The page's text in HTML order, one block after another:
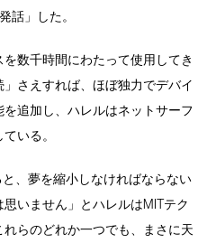
話」した。
数千時間にわたって使用してき
さえすれば、ほぼ独力でデバイ
追加し、ハレルはネットサーフ
いる。
、夢を縮小しなければならない
いません」とハレルはMITテク
らのどれか一つでも、まさに天